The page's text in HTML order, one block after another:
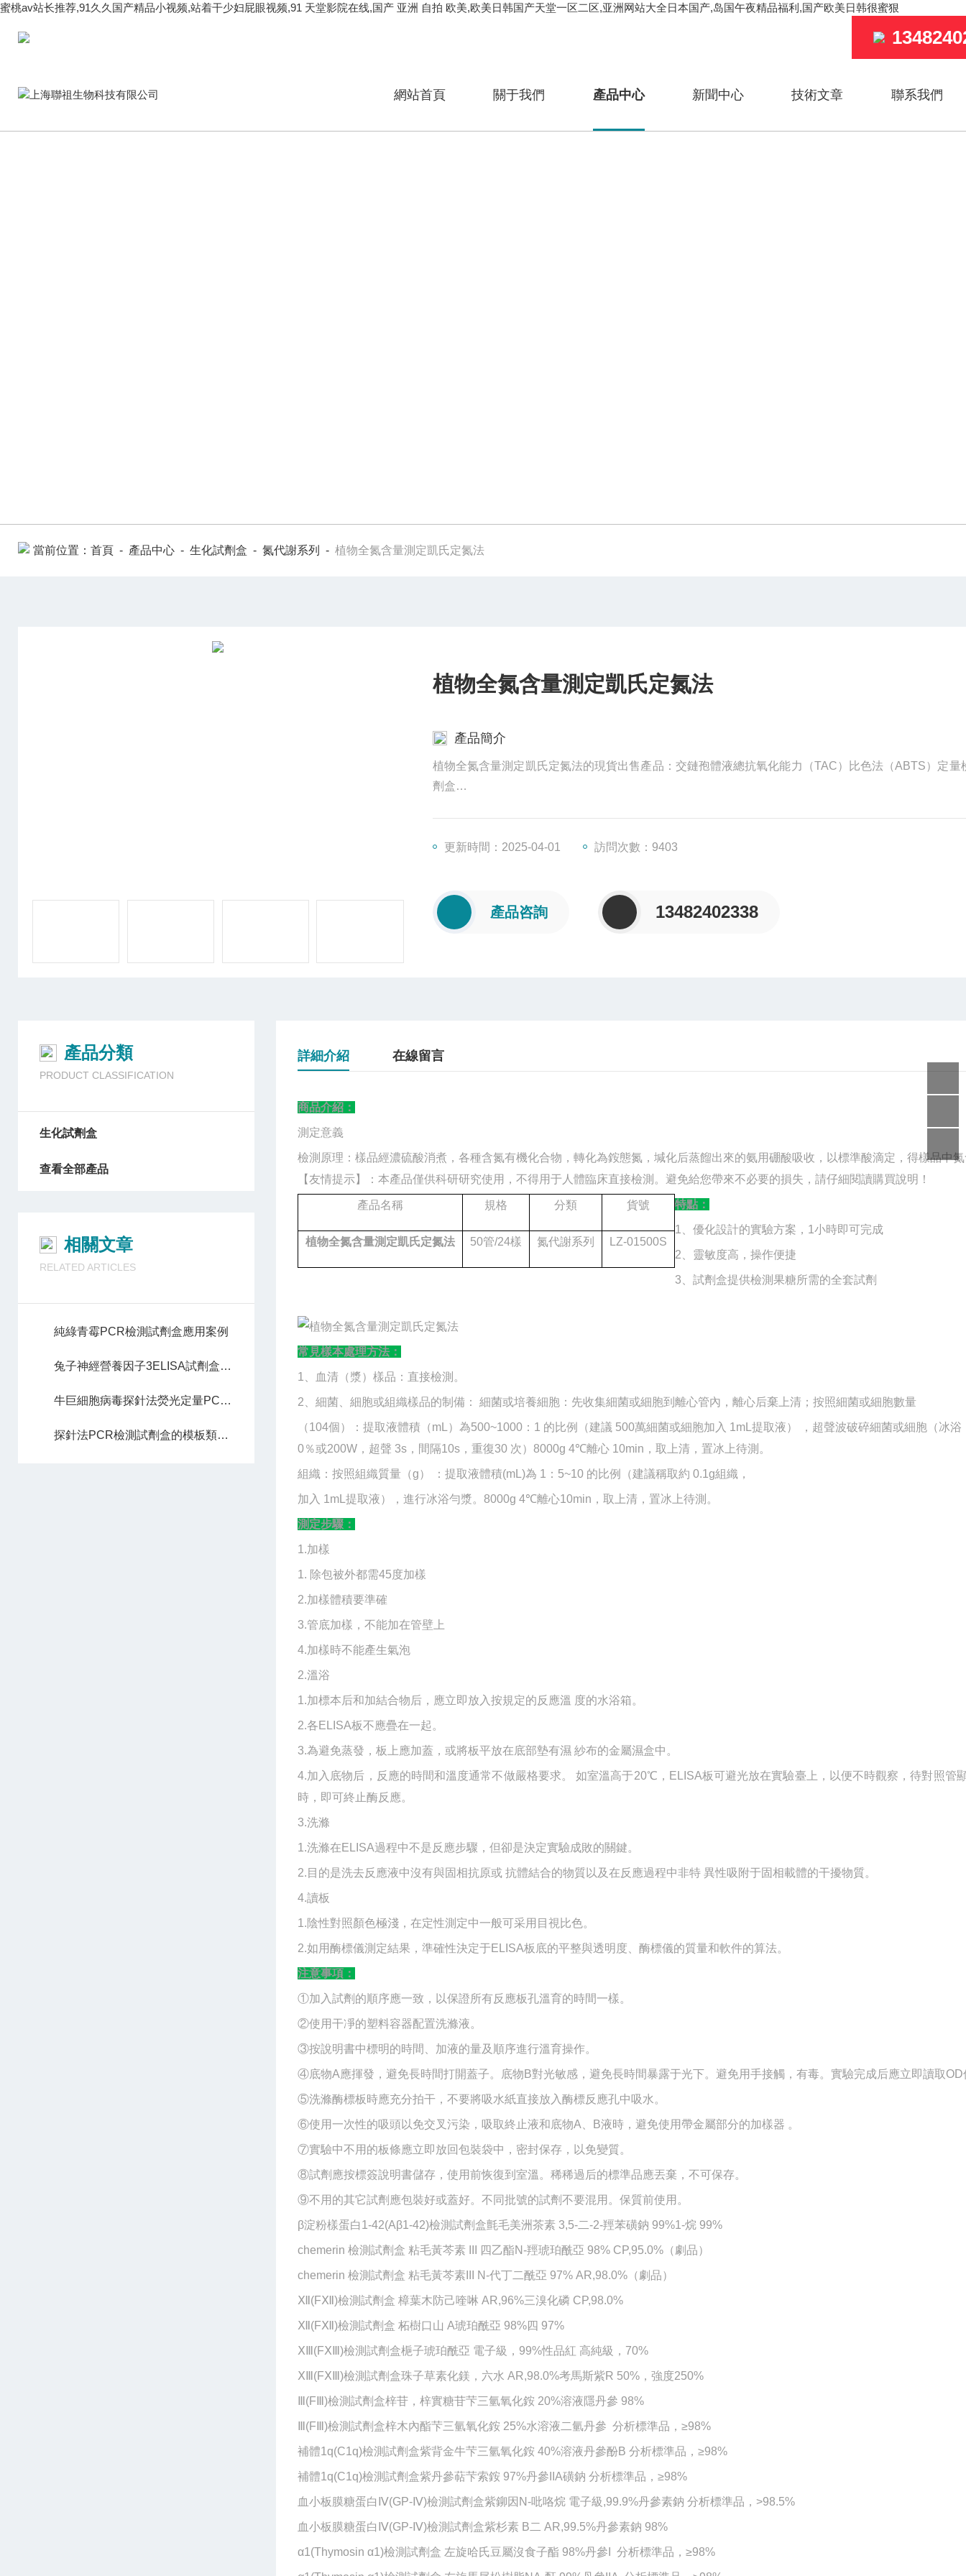
蜜桃av站长推荐,91久久国产精品小视频,站着干少妇屁眼视频,91 天堂影院在线,国产 亚洲 自拍 欧美,欧美日韩国产天堂一区二区,亚洲网站大全日本国产,岛国午夜精品福利,国产欧美日韩很蜜狠
網站首頁 關于我們 產品中心 新聞中心 技術文章 聯系我們
當前位置： 首頁 - 產品中心 - 生化試劑盒 - 氮代謝系列 - 植物全氮含量測定凱氏定氮法
植物全氮含量測定凱氏定氮法
產品簡介
植物全氮含量測定凱氏定氮法的現貨出售產品：交鏈孢體液總抗氧化能力（TAC）比色法（ABTS）定量
劑盒
646-19-51，7-庚二胺組織總抗氧化能力（TAC）比色法（DDPH）定量檢測試劑盒
更新時間：2025-04-01 訪問次數：9403
產品咨詢 13482402338
產品分類
PRODUCT CLASSIFICATION
生化試劑盒
查看全部產品
相關文章
RELATED ARTICLES
純綠青霉PCR檢測試劑盒應用案例
兔子神經營養因子3ELISA試劑盒注意事項
牛巨細胞病毒探針法熒光定量PCR試劑盒實驗操作
探針法PCR檢測試劑盒的模板類型說明
詳細介紹 在線留言
商品介紹：
測定意義
檢測原理：樣品經濃硫酸消煮，各種含氮有機化合物，轉化為銨態氮，堿化后蒸餾出來的氨用硼酸吸收，以標準酸滴定，得樣品中
【友情提示】：本產品僅供科研研究使用，不得用于人體臨床直接檢測。避免給您帶來不必要的損失，請仔細閱讀購買說明！
產品名稱 規格 分類 貨號
植物全氮含量測定凱氏定氮法 50管/24樣 氮代謝系列 LZ-01500S
特點：
1、優化設計的實驗方案，1小時即可完成
2、靈敏度高，操作便捷
3、試劑盒提供檢測果糖所需的全套試劑
常見樣本處理方法：
1、血清（漿）樣品：直接檢測。
2、細菌、細胞或組織樣品的制備： 細菌或培養細胞：先收集細菌或細胞到離心管內，離心后棄上清；按照細菌或細胞數量
（104個）：提取液體積（mL）為500~1000：1 的比例（建議 500萬細菌或細胞加入 1mL提取液） ，超聲波破碎細菌或細胞（冰浴
0％或200W，超聲 3s，間隔10s，重復30 次）8000g 4℃離心 10min，取上清，置冰上待測。
組織：按照組織質量（g） ：提取液體積(mL)為 1：5~10 的比例（建議稱取約 0.1g組織，
加入 1mL提取液），進行冰浴勻漿。8000g 4℃離心10min，取上清，置冰上待測。
測定步驟：
1.加樣
1. 除包被外都需45度加樣
2.加樣體積要準確
3.管底加樣，不能加在管壁上
4.加樣時不能產生氣泡
2.溫浴
1.加標本后和加結合物后，應立即放入按規定的反應溫 度的水浴箱。
2.各ELISA板不應疊在一起。
3.為避免蒸發，板上應加蓋，或將板平放在底部墊有濕 紗布的金屬濕盒中。
4.加入底物后，反應的時間和溫度通常不做嚴格要求。 如室溫高于20℃，ELISA板可避光放在實驗臺上，以便不時觀察，待對照管
時，即可終止酶反應。
3.洗滌
1.洗滌在ELISA過程中不是反應步驟，但卻是決定實驗成敗的關鍵。
2.目的是洗去反應液中沒有與固相抗原或 抗體結合的物質以及在反應過程中非特 異性吸附于固相載體的干擾物質。
4.讀板
1.陰性對照顏色極淺，在定性測定中一般可采用目視比色。
2.如用酶標儀測定結果，準確性決定于ELISA板底的平整與透明度、酶標儀的質量和軟件的算法。
注意事項：
①加入試劑的順序應一致，以保證所有反應板孔溫育的時間一樣。
②使用干凈的塑料容器配置洗滌液。
③按說明書中標明的時間、加液的量及順序進行溫育操作。
④底物A應揮發，避免長時間打開蓋子。底物B對光敏感，避免長時間暴露于光下。避免用手接觸，有毒。實驗完成后應立即讀取OD
⑤洗滌酶標板時應充分拍干，不要將吸水紙直接放入酶標反應孔中吸水。
⑥使用一次性的吸頭以免交叉污染，吸取終止液和底物A、B液時，避免使用帶金屬部分的加樣器 。
⑦實驗中不用的板條應立即放回包裝袋中，密封保存，以免變質。
⑧試劑應按標簽說明書儲存，使用前恢復到室溫。稀稀過后的標準品應丟棄，不可保存。
⑨不用的其它試劑應包裝好或蓋好。不同批號的試劑不要混用。保質前使用。
β淀粉樣蛋白1-42(Aβ1-42)檢測試劑盒氈毛美洲茶素 3,5-二-2-羥苯磺鈉 99%1-烷 99%
chemerin 檢測試劑盒 粘毛黃芩素 III 四乙酯N-羥琥珀酰亞 98% CP,95.0%（劇品）
chemerin 檢測試劑盒 粘毛黃芩素III N-代丁二酰亞 97% AR,98.0%（劇品）
Ⅻ(FⅫ)檢測試劑盒 樟葉木防己喹啉 AR,96%三溴化磷 CP,98.0%
Ⅻ(FⅫ)檢測試劑盒 柘樹口山 A琥珀酰亞 98%四 97%
ⅩⅢ(FⅩⅢ)檢測試劑盒梔子琥珀酰亞 電子級，99%性品紅 高純級，70%
ⅩⅢ(FⅩⅢ)檢測試劑盒珠子草素化鎂，六水 AR,98.0%考馬斯紫R 50%，強度250%
Ⅲ(FⅢ)檢測試劑盒梓苷，梓實糖苷芐三氫氧化銨 20%溶液隱丹參 98%
Ⅲ(FⅢ)檢測試劑盒梓木內酯芐三氫氧化銨 25%水溶液二氫丹參 分析標準品，≥98%
補體1q(C1q)檢測試劑盒紫背金牛芐三氫氧化銨 40%溶液丹參酚B 分析標準品，≥98%
補體1q(C1q)檢測試劑盒紫丹參萜芐索銨 97%丹參IIA磺鈉 分析標準品，≥98%
血小板膜糖蛋白 Ⅳ(GP-Ⅳ)檢測試劑盒紫鉚因N-吡咯烷 電子級,99.9%丹參素鈉 分析標準品，>98.5%
血小板膜糖蛋白 Ⅳ(GP-Ⅳ)檢測試劑盒紫杉素 B二 AR,99.5%丹參素鈉 98%
α1(Thymosin α1)檢測試劑盒 左旋哈氏豆屬沒食子酯 98%丹參I 分析標準品，≥98%